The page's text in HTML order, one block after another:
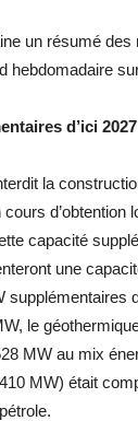
un résumé des
hebdomadaire
d’ici 2027
la
d’obtention
capacité
une
le
MW au mix
MW) était